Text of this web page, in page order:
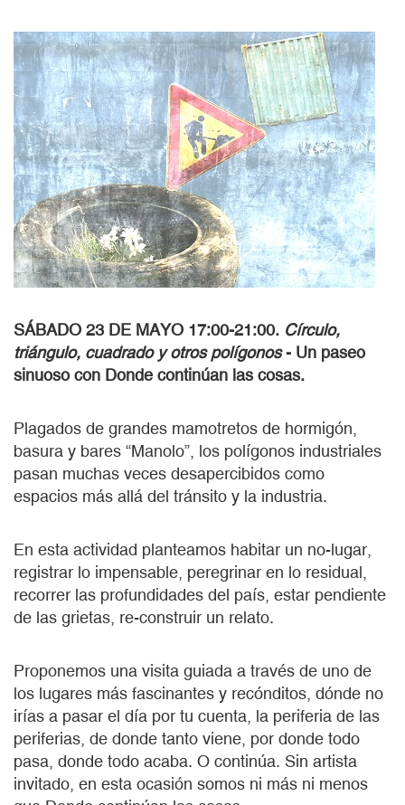
SÁBADO 23 DE MAYO 17:00-21:00. Círculo,
triángulo, cuadrado y otros polígonos- Un paseo
sinuoso con Donde continúan las cosas.
Plagados de grandes mamotretos de hormigón,
basura y bares “Manolo”, los polígonos industriales
pasan muchas veces desapercibidos como
espacios más allá del tránsito y la industria.
En esta actividad planteamos habitar un no-lugar,
registrar lo impensable, peregrinar en lo residual,
recorrer las profundidades del país, estar pendiente
de las grietas, re-construir un relato.
Proponemos una visita guiada a través de uno de
los lugares más fascinantes y recónditos, dónde no
irías a pasar el día por tu cuenta, la periferia de las
periferias, de donde tanto viene, por donde todo
pasa, donde todo acaba. O continúa. Sin artista
invitado, en esta ocasión somos ni más ni menos